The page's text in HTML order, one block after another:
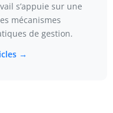
s’appuie sur une
mécanismes
de gestion.
→